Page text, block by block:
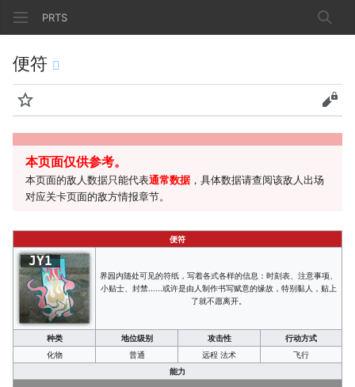
PRTS 搜索
便符
监视 查看
本页面仅供参考。
本页面的敌人数据只能代表通常数据 ，具体数据请查阅该敌人出场
对应关卡页面的敌方情报章节。
便符
JY1
界园内随处可见的符纸，写着各式各样的信息：时刻表、注意事项、
小贴士、封禁......或许是由人制作书写赋意的缘故，特别黏人，贴上
了就不愿离开。
种类 地位级别 攻击性
行动方式
化物
普通 远程 法术
飞行
能力